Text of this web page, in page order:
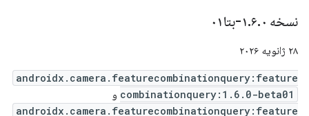
نسخه ۱ .۶.۰-بتا۰۱
۲۸ ژانویه ۲۰۲۶
androidx.camera.featurecombinationquery:feature
combinationquery:1.6.0-beta01 و
androidx.camera.featurecombinationquery:feature